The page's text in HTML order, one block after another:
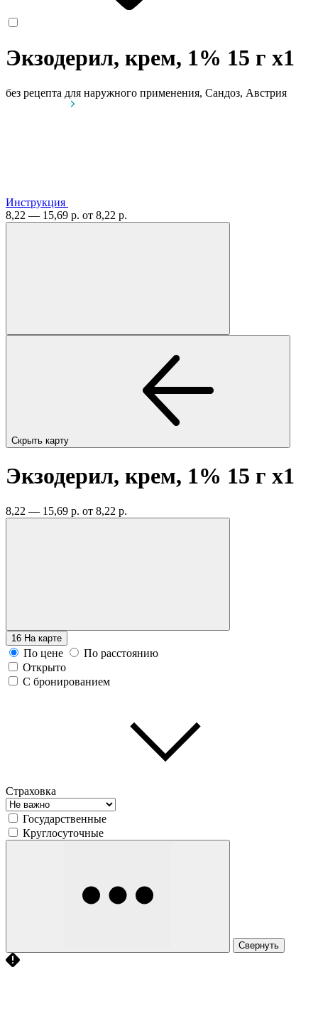
Экзодерил, крем, 1% 15 г x1
без рецепта для наружного применения, Сандоз, Австрия
Инструкция
8,22 — 15,69 р. от 8,22 р.
Скрыть карту
Экзодерил, крем, 1% 15 г x1
8,22 — 15,69 р. от 8,22 р.
16 На карте
По цене
По расстоянию
Открыто
С бронированием
Страховка
Государственные
Круглосуточные
Свернуть